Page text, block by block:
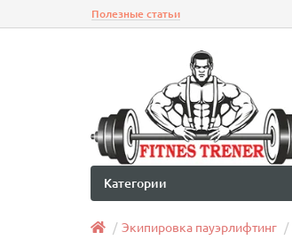
Полезные статьи
Категории
Экипировка пауэрлифтинг